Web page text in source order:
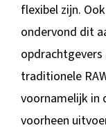
flexibel zijn.
ondervond dit
traditionele
voornamelijk in
voorheen